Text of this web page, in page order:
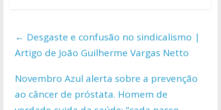
s
A
p
p
b
o
o
k
er y
Li
n
k
e
← Desgaste e confusão no sindicalismo |
Artigo de João Guilherme Vargas Netto
Novembro Azul alerta sobre a prevenção
ao câncer de próstata. Homem de